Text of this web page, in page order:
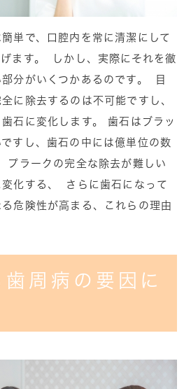
単で、口腔内を常に清潔にして
ます。 しかし、実際にそれを徹
分がいくつかあるのです。 目
に除去するのは不可能ですし、
石に変化します。 歯石はブラッ
すし、歯石の中には億単位の数
プラークの完全な除去が難しい
変化する、 さらに歯石になって
危険性が高まる、これらの理由
歯周病の要因に